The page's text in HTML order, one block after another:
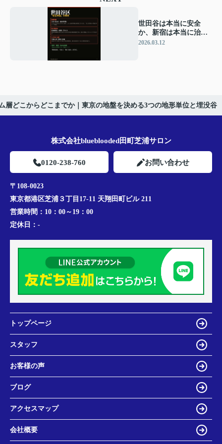
世田谷は本当に安全
か、新宿は本当に治安
が悪いのか｜地盤×治安
2026.03.12
層どこからどこまでか｜東京の地盤を決める3つの地形単位と埋没谷
株式会社blueblooded田町芝浦サロン
0120-238-760 お問い合わせ
〒108-0023
東京都港区芝浦３丁目17-11 天翔田町ビル 211
営業時間： 10：00～19：00
定休日： -
トップページ
スタッフ
お客様の声
ブログ
アクセスマップ
会社概要